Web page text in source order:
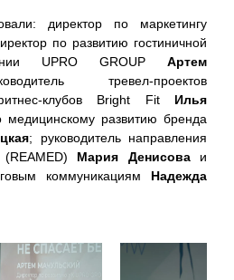
директор по маркетингу
по развитию гостиничной
UPRO GROUP Артем
тревел-проектов
клубов Bright Fit Илья
медицинскому развитию бренда
; руководитель направления
(REAMED) Мария Денисоваи
коммуникациям Надежда